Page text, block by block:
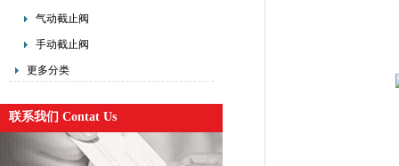
气动截止阀
手动截止阀
更多分类
联系我们 Contat Us